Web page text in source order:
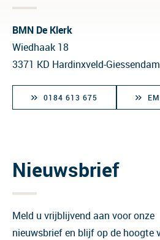
BMN De Klerk
Wiedhaak 18
3371 KD Hardinxveld-Giessendam
0184 613 675
Nieuwsbrief
Meld u vrijblijvend aan voor onze
nieuwsbrief en blijf op de hoogte